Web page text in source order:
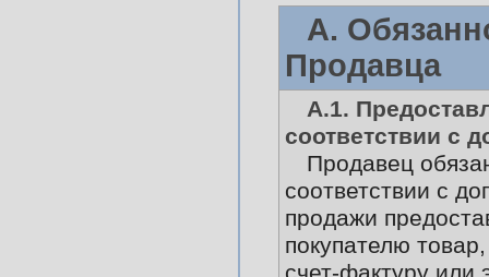
А.
Продавца
А.1.
соответствии с
Продавец
соответствии с
продажи
покупателю